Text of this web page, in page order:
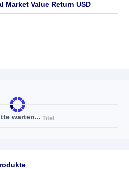
Market Value Return USD
warten... Titel